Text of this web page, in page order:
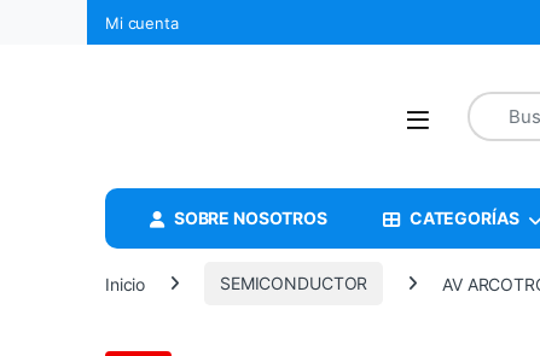
Mi cuenta
SOBRE NOSOTROS CATEGORÍAS
Inicio SEMICONDUCTOR AV